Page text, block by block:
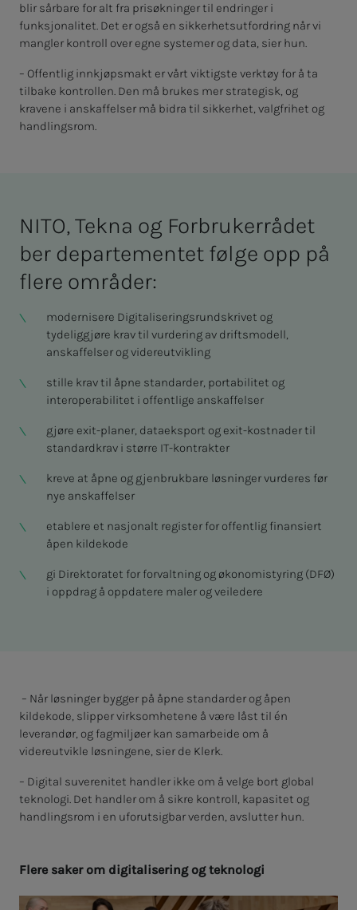
blir sårbare for alt fra prisøkninger til endringer i
funksjonalitet. Det er også en sikkerhetsutfordring når vi
mangler kontroll over egne systemer og data, sier hun.
– Offentlig innkjøpsmakt er vårt viktigste verktøy for å ta
tilbake kontrollen. Den må brukes mer strategisk, og
kravene i anskaffelser må bidra til sikkerhet, valgfrihet og
handlingsrom.
NITO, Tek­­­na og For­­­bru­­­ker­rå­­­det
ber de­­­par­­­te­­­men­­­tet føl­­­ge opp på
fle­­­re om­­­rå­­­der:
modernisere Digitaliseringsrundskrivet og
tydeliggjøre krav til vurdering av driftsmodell,
anskaffelser og videreutvikling
stille krav til åpne standarder, portabilitet og
interoperabilitet i offentlige anskaffelser
gjøre exit-planer, dataeksport og exit-kostnader til
standardkrav i større IT-kontrakter
kreve at åpne og gjenbrukbare løsninger vurderes før
nye anskaffelser
etablere et nasjonalt register for offentlig finansiert
åpen kildekode
gi Direktoratet for forvaltning og økonomistyring (DFØ)
i oppdrag å oppdatere maler og veiledere
– Når løsninger bygger på åpne standarder og åpen
kildekode, slipper virksomhetene å være låst til én
leverandør, og fagmiljøer kan samarbeide om å
videreutvikle løsningene, sier de Klerk.
– Digital suverenitet handler ikke om å velge bort global
teknologi. Det handler om å sikre kontroll, kapasitet og
handlingsrom i en uforutsigbar verden, avslutter hun.
Fle­­­re sa­­­ker om di­­­gi­ta­­­li­­­se­ring og tek­­­no­lo­­­gi